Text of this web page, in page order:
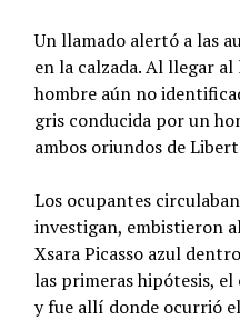
Un llamado alertó a las
en la calzada. Al llegar
hombre aún no
gris conducida por un
ambos oriundos de
Los ocupantes
investigan, embistieron
Xsara Picasso azul
las primeras hipótesis,
y fue allí donde ocurrió